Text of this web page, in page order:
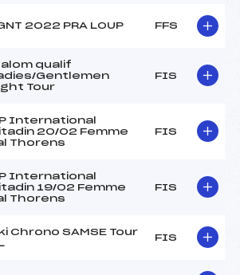
2022 PRA LOUP FFS
qualif
Gentlemen
Tour
FIS
International
20/02 Femme
Thorens
FIS
International
19/02 Femme
Thorens
FIS
Chrono SAMSE Tour
FIS